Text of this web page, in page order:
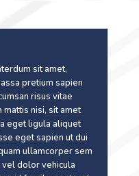
sit amet,
pretium sapien
risus vitae
nisi, sit amet
eget ligula aliquet
eget sapien ut dui
ullamcorper sem
vel dolor vehicula